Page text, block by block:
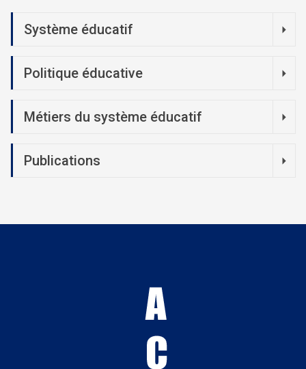
Système éducatif
Politique éducative
Métiers du système éducatif
Publications